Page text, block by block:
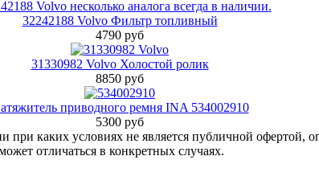
32242188 Volvo Фильтр топливный
4790 руб
31330982 Volvo Холостой ролик
8850 руб
приводного ремня INA 534002910
5300 руб
каких условиях не является публичной офертой,
отличаться в конкретных случаях.